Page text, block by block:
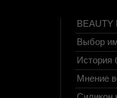
BEAUTY
Выбор
История
Мнение